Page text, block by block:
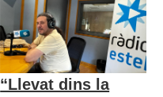
“Llevat dins la